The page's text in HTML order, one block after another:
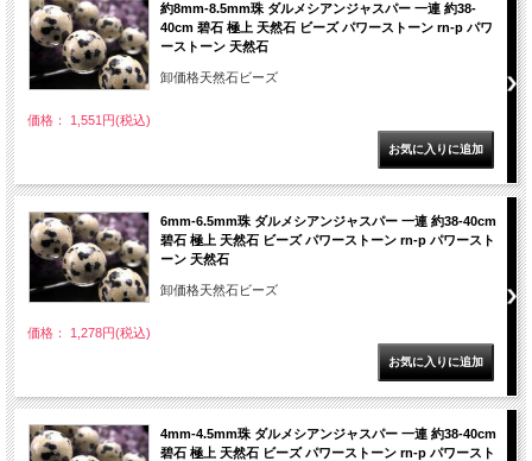
約8mm-8.5mm珠 ダルメシアンジャスパー 一連 約38-
40cm 碧石 極上 天然石 ビーズ パワーストーン rn-p パワ
ーストーン 天然石
卸価格天然石ビーズ
価格： 1,551円(税込)
6mm-6.5mm珠 ダルメシアンジャスパー 一連 約38-40cm
碧石 極上 天然石 ビーズ パワーストーン rn-p パワースト
ーン 天然石
卸価格天然石ビーズ
価格： 1,278円(税込)
4mm-4.5mm珠 ダルメシアンジャスパー 一連 約38-40cm
碧石 極上 天然石 ビーズ パワーストーン rn-p パワースト